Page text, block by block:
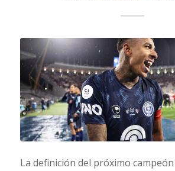
La definición del próximo campeón